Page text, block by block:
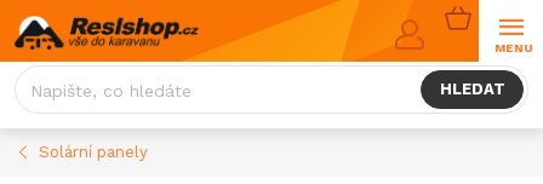
Přejít
na
obsah
HLEDAT
NÁKUPNÍ
KOŠÍK
Solární panely